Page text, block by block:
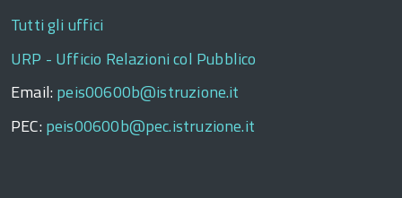
Tutti gli uffici
URP - Ufficio Relazioni col Pubblico
Email: peis00600b@istruzione.it
PEC: peis00600b@pec.istruzione.it